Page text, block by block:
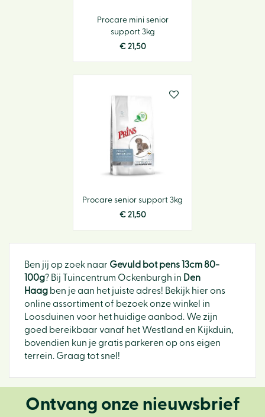
Procare mini senior
support 3kg
€ 21,50
Procare senior support 3kg
€ 21,50
Ben jij op zoek naar Gevuld bot pens 13cm 80-
100g? Bij Tuincentrum Ockenburgh in Den
Haag ben je aan het juiste adres! Bekijk hier ons
online assortiment of bezoek onze winkel in
Loosduinen voor het huidige aanbod. We zijn
goed bereikbaar vanaf het Westland en Kijkduin,
bovendien kun je gratis parkeren op ons eigen
terrein. Graag tot snel!
Ontvang onze nieuwsbrief